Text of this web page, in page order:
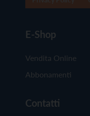
E-Shop
Vendita Online
Abbonamenti
Contatti